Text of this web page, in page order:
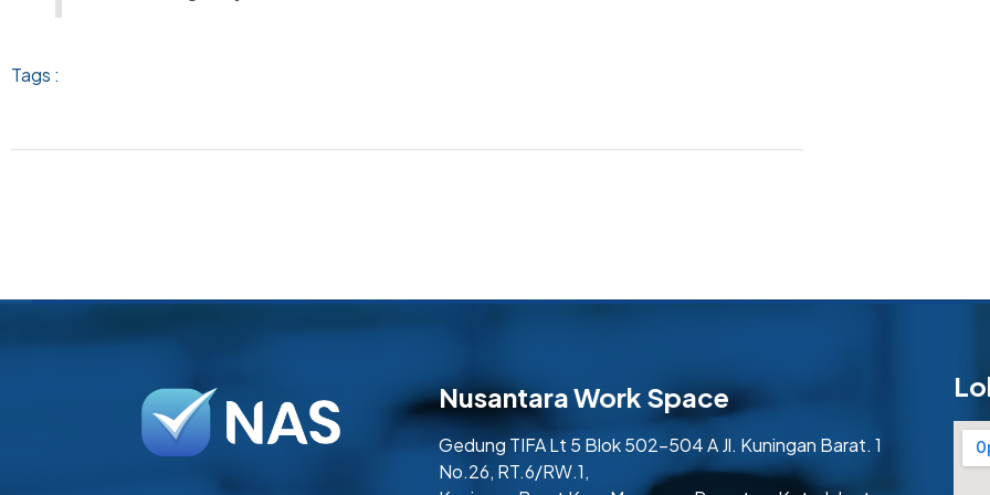
Tags :
Nusantara Work Space
Gedung TIFA Lt 5 Blok 502-504 A Jl. Kuningan Barat. 1
No.26, RT.6/RW.1,